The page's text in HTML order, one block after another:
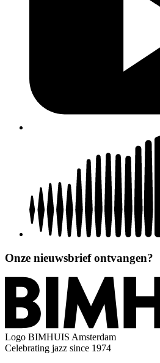
Onze nieuwsbrief ontvangen?
Logo BIMHUIS Amsterdam
Celebrating jazz since 1974